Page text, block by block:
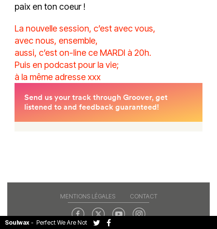
paix en ton coeur !
La nouvelle session, c’est avec vous,
avec nous, ensemble,
aussi, c’est on-line ce MARDI à 20h.
Puis en podcast pour la vie;
à la même adresse xxx
Soulwax - Perfect We Are Not
MENTIONS LÉGALES CONTACT